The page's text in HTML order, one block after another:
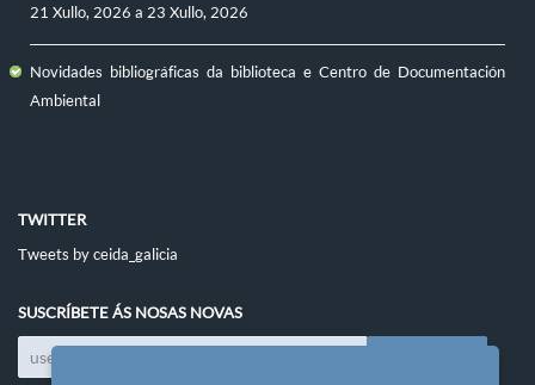
21 Xullo, 2026 a 23 Xullo, 2026
Novidades bibliográficas da biblioteca e Centro de Documentación
Ambiental
TWITTER
Tweets by ceida_galicia
SUSCRÍBETE ÁS NOSAS NOVAS